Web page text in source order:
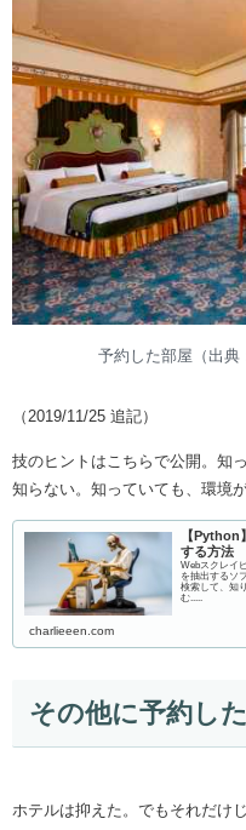
予約した部屋（出典
（2019/11/25 追記）
技のヒントはこちらで公開。知
知らない。知っていても、環境
【
する方法
Webスクレイ
を抽出するソ
検索して、知
む.....
charlieeen.com
その他に予約し
ホテルは抑えた。でもそれだけ